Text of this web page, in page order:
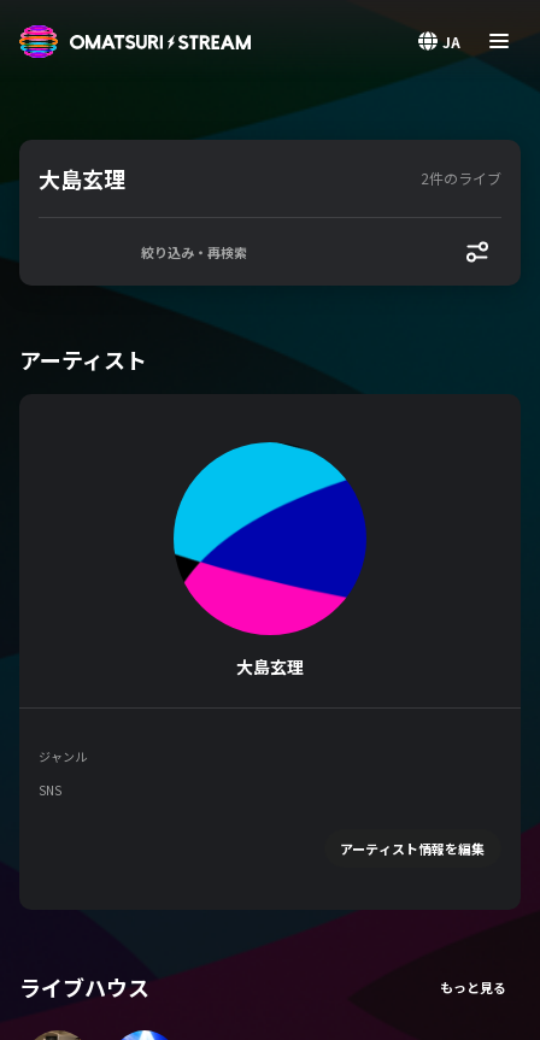
JA
大島玄理 2件のライブ
絞り込み・再検索
アーティスト
大島玄理
ジャンル
SNS
アーティスト情報を編集
ライブハウス